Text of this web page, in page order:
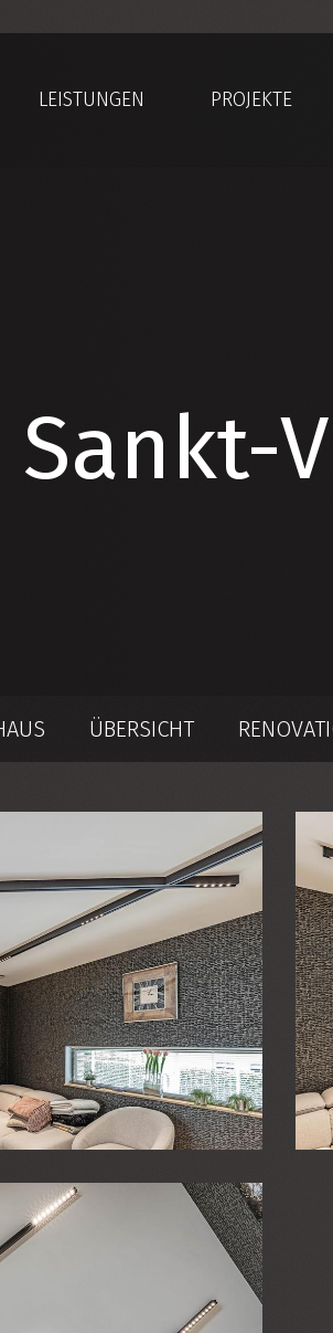
LEISTUNGEN PROJEKTE
ÜBERSICHT